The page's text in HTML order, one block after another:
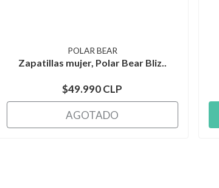
POLAR BEAR
Zapatillas mujer, Polar Bear Bliz..
$49.990 CLP
AGOTADO